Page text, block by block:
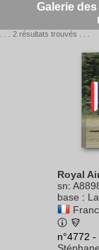
Galerie
. . . 2 résultats trouvés . . .
Royal
sn:
base :
n°4772